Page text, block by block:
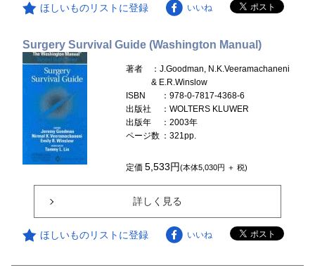
ほしいものリストに登録 いいね
Surgery Survival Guide (Washington Manual)
著者
：J.Goodman, N.K.Veeramachaneni
& E.R.Winslow
ISBN
：978-0-7817-4368-6
出版社
：WOLTERS KLUWER
出版年
：2003年
ページ数 ：321pp.
定価5,533円(本体5,030円 ＋ 税)
詳しく見る
ほしいものリストに登録 いいね